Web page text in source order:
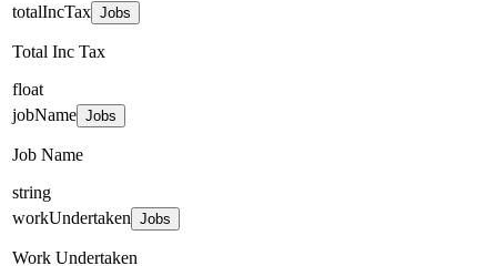
totalIncTax Jobs
Total Inc Tax
float
jobName Jobs
Job Name
string
workUndertaken Jobs
Work Undertaken